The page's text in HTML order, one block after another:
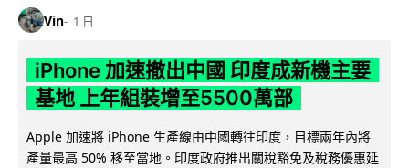
Vin 1 日
iPhone 加速撤出中國 印度成新機主要
基地 上年組裝增至5500萬部
Apple 加速將 iPhone 生產線由中國轉往印度，目標兩年內將
產量最高 50% 移至當地。印度政府推出關稅豁免及稅務優惠延